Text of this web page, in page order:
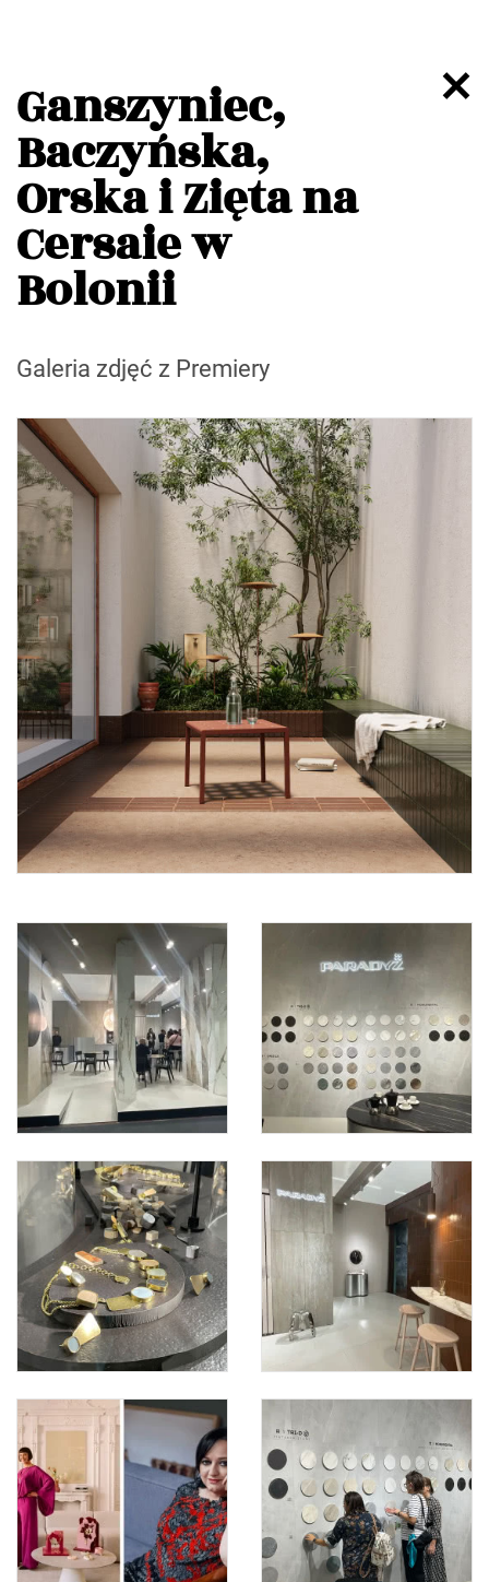
Ganszyniec,
Baczyńska,
Orska i Zięta na
Cersaie w
Bolonii
Galeria zdjęć z Premiery